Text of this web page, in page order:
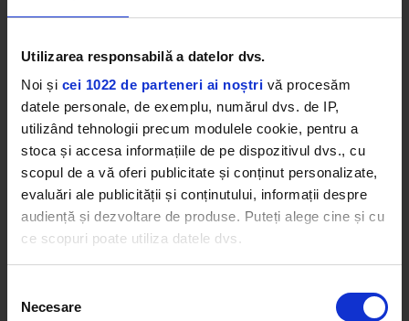
Utilizarea responsabilă a datelor dvs.
Noi și cei 1022 de parteneri ai noștri vă procesăm
datele personale, de exemplu, numărul dvs. de IP,
utilizând tehnologii precum modulele cookie, pentru a
stoca și accesa informațiile de pe dispozitivul dvs., cu
scopul de a vă oferi publicitate și conținut personalizate,
evaluări ale publicității și conținutului, informații despre
audiență și dezvoltare de produse. Puteți alege cine și cu
ce scopuri poate utiliza datele dvs.
Să colectăm informațiile cu privire la locația dvs.
consimțământului
Necesare
Magic FM
JAMES ARTHUR– IMPOSSIBLE
Magic Gold
STING–IT'S PROBABLY ME
CALVIN HARRIS – SUMMER
Kiss Music News
MAI MULT
Kiss FM la Nibiru - Juno ne-a spus
melodia pe care o ascultă de
fiecare dată când are o stare
apatică